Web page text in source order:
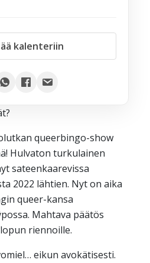
queerbingo-show
Hulvaton turkulainen
sateenkaarevissa
2022 lähtien. Nyt on aika
queer-kansa
Mahtava päätös
riennoille.
eikun avokätisesti.
kalenteriin
Yahoo
/ .ics